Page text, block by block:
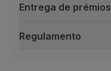
Entrega de prémios
Regulamento